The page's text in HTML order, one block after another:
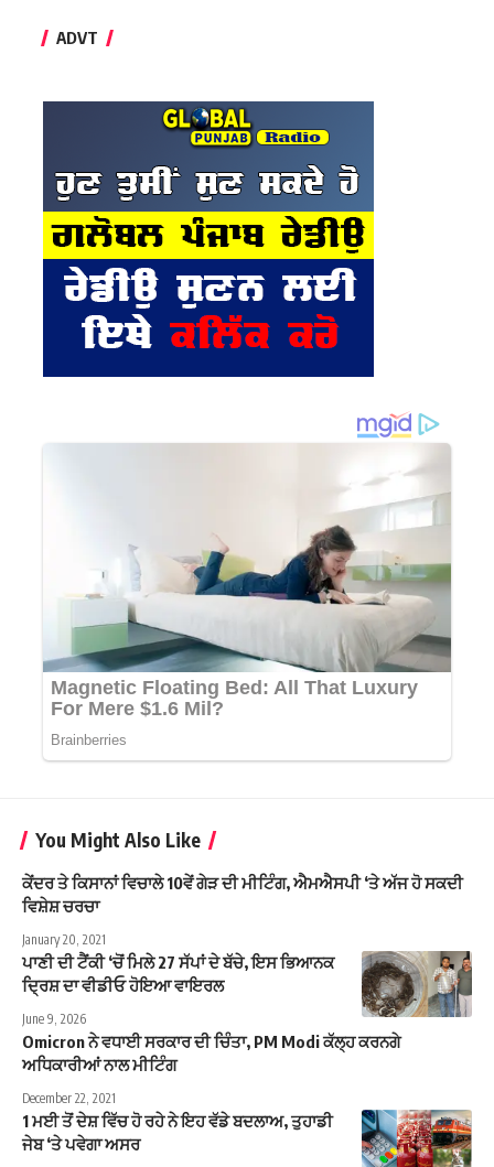
ADVT
You Might Also Like
ਕੇਂਦਰ ਤੇ ਕਿਸਾਨਾਂ ਵਿਚਾਲੇ 10ਵੇਂ ਗੇੜ ਦੀ ਮੀਟਿੰਗ, ਐਮਐਸਪੀ ‘ਤੇ ਅੱਜ ਹੋ ਸਕਦੀ
ਵਿਸ਼ੇਸ਼ ਚਰਚਾ
January 20, 2021
ਪਾਣੀ ਦੀ ਟੈਂਕੀ ‘ਚੋਂ ਮਿਲੇ 27 ਸੱਪਾਂ ਦੇ ਬੱਚੇ, ਇਸ ਭਿਆਨਕ
ਦ੍ਰਿਸ਼ ਦਾ ਵੀਡੀਓ ਹੋਇਆ ਵਾਇਰਲ
June 9, 2026
Omicron ਨੇ ਵਧਾਈ ਸਰਕਾਰ ਦੀ ਚਿੰਤਾ, PM Modi ਕੱਲ੍ਹ ਕਰਨਗੇ
ਅਧਿਕਾਰੀਆਂ ਨਾਲ ਮੀਟਿੰਗ
December 22, 2021
1 ਮਈ ਤੋਂ ਦੇਸ਼ ਵਿੱਚ ਹੋ ਰਹੇ ਨੇ ਇਹ ਵੱਡੇ ਬਦਲਾਅ, ਤੁਹਾਡੀ
ਜੇਬ ‘ਤੇ ਪਵੇਗਾ ਅਸਰ